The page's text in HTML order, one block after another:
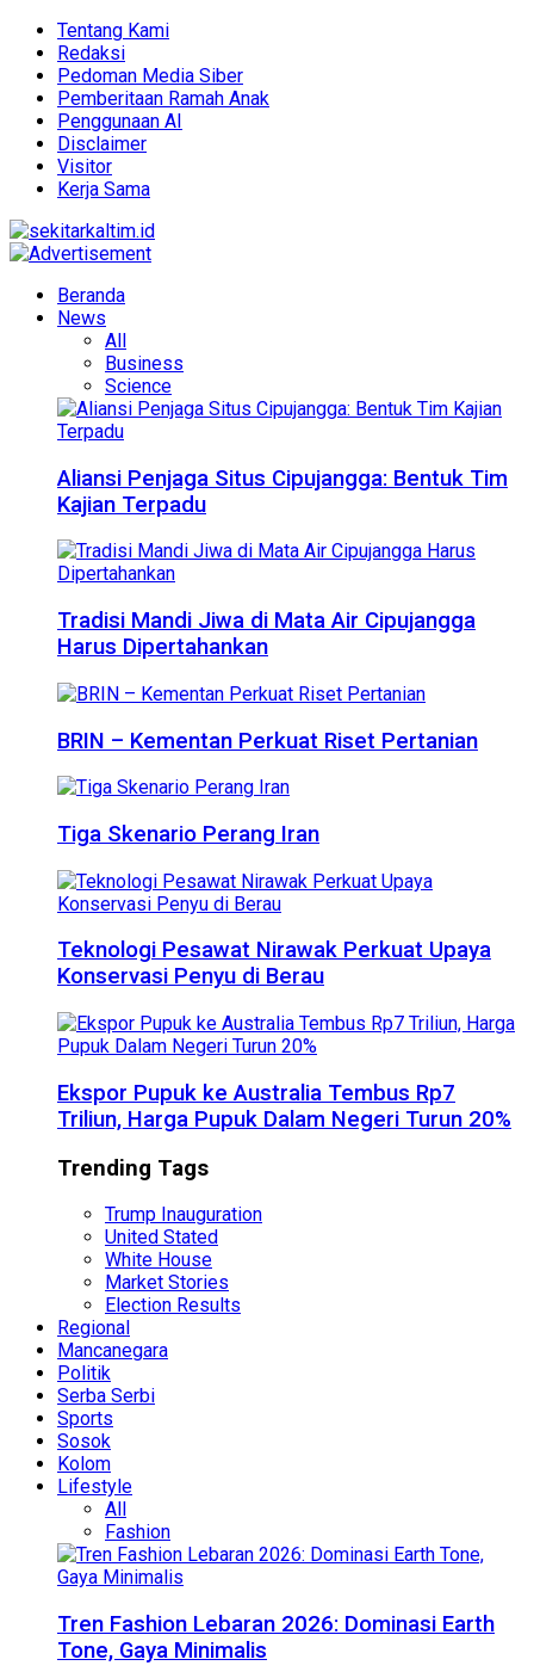
Tentang Kami
Redaksi
Pedoman Media Siber
Pemberitaan Ramah Anak
Penggunaan AI
Disclaimer
Visitor
Kerja Sama
Beranda
News
All
Business
Science
Aliansi Penjaga Situs Cipujangga: Bentuk Tim
Kajian Terpadu
Tradisi Mandi Jiwa di Mata Air Cipujangga
Harus Dipertahankan
BRIN – Kementan Perkuat Riset Pertanian
Tiga Skenario Perang Iran
Teknologi Pesawat Nirawak Perkuat Upaya
Konservasi Penyu di Berau
Ekspor Pupuk ke Australia Tembus Rp7
Triliun, Harga Pupuk Dalam Negeri Turun 20%
Trending Tags
Trump Inauguration
United Stated
White House
Market Stories
Election Results
Regional
Mancanegara
Politik
Serba Serbi
Sports
Sosok
Kolom
Lifestyle
All
Fashion
Tren Fashion Lebaran 2026: Dominasi Earth
Tone, Gaya Minimalis